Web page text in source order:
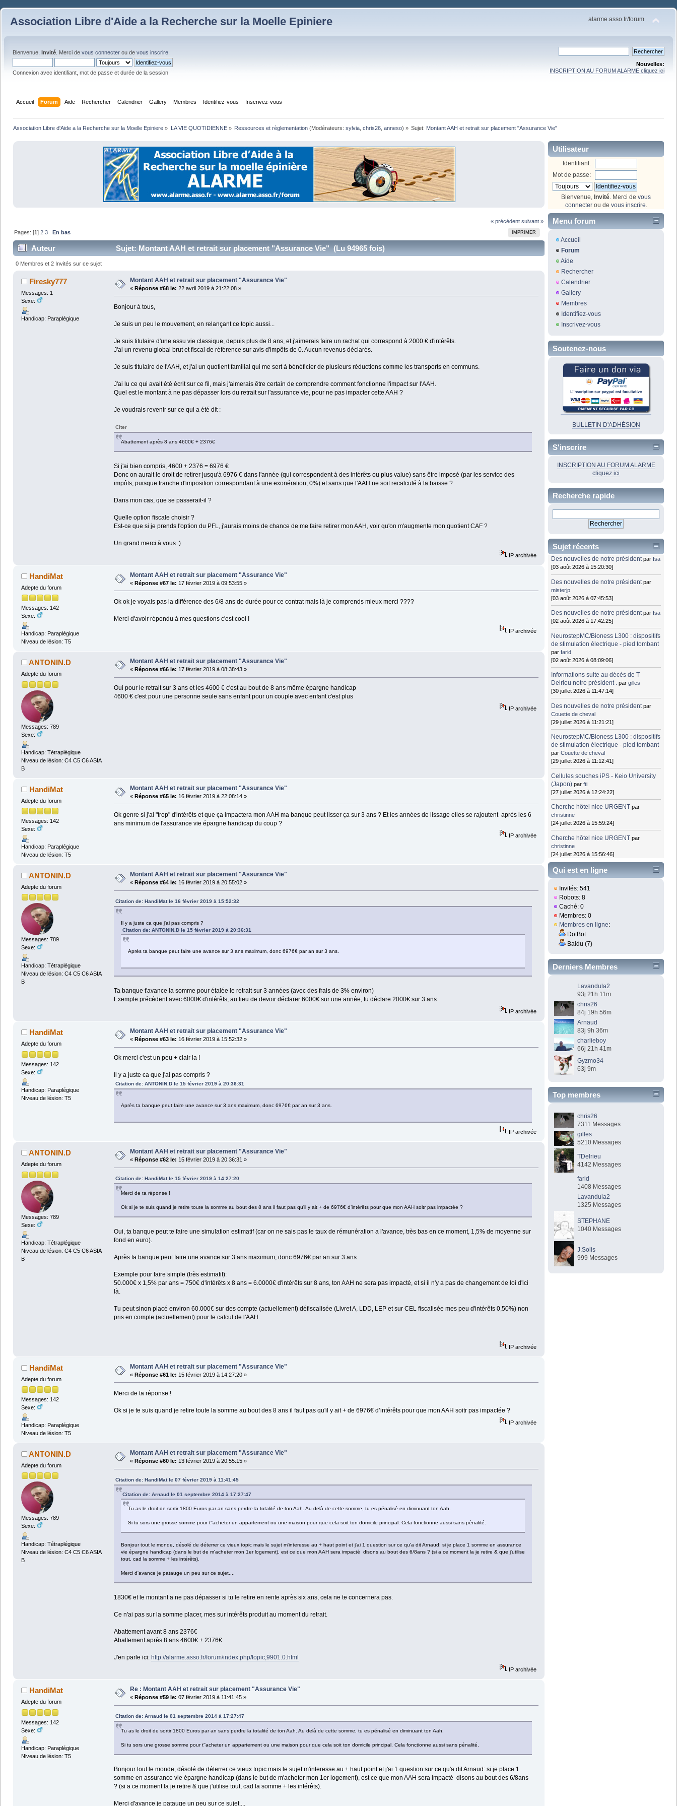
Association Libre d'Aide a la Recherche sur la Moelle Epiniere alarme.asso.fr/forum
Bienvenue, Invité . Merci de vous connecter ou de vous inscrire
Connexion avec identifiant, mot de passe et durée de la session
Nouvelles:
INSCRIPTION AU FORUM ALARME cliquez ici
Accueil Forum Aide Rechercher Calendrier Gallery Membres Identifiez-vous Inscrivez-vous
Association Libre d'Aide a la Recherche sur la Moelle Epiniere » LA VIE QUOTIDIENNE» Ressources et règlementation(Modérateurs: sylvia, chris26, anneso) » Sujet: Montant AAH et retrait sur placement "Assurance Vie"
« précédent suivant »
IMPRIMER
Pages: [1]2 3 En bas
Auteur Sujet: Montant AAH et retrait sur placement "Assurance Vie" (Lu 94965 fois)
0 Membres et 2 Invités sur ce sujet
Firesky777
Messages: 1
Sexe:
Handicap: Paraplégique
Montant AAH et retrait sur placement "Assurance Vie"
« Réponse #68 le: 22 avril 2019 à 21:22:08 »
Bonjour à tous,
Je suis un peu le mouvement, en relançant ce topic aussi...
Je suis titulaire d'une assu vie classique, depuis plus de 8 ans, et j'aimerais faire un rachat qui correspond à 2000 € d'intérêts.
J'ai un revenu global brut et fiscal de référence sur avis d'impôts de 0. Aucun revenus déclarés.
Je suis titulaire de l'AAH, et j'ai un quotient familial qui me sert à bénéficier de plusieurs réductions comme les transports en communs.
J'ai lu ce qui avait été écrit sur ce fil, mais j'aimerais être certain de comprendre comment fonctionne l'impact sur l'AAH.
Quel est le montant à ne pas dépasser lors du retrait sur l'assurance vie, pour ne pas impacter cette AAH ?
Je voudrais revenir sur ce qui a été dit :
Citer
Abattement après 8 ans 4600€ + 2376€
Si j'ai bien compris, 4600 + 2376 = 6976 €
Donc on aurait le droit de retirer jusqu'à 6976 € dans l'année (qui correspondent à des intérêts ou plus value) sans être imposé (par les service des
impôts, puisque tranche d'imposition correspondant à une exonération, 0%) et sans que l'AAH ne soit recalculé à la baisse ?
Dans mon cas, que se passerait-il ?
Quelle option fiscale choisir ?
Est-ce que si je prends l'option du PFL, j'aurais moins de chance de me faire retirer mon AAH, voir qu'on m'augmente mon quotient CAF ?
Un grand merci à vous :)
IP archivée
HandiMat
Adepte du forum
Messages: 142
Sexe:
Handicap: Paraplégique
Niveau de lésion: T5
Montant AAH et retrait sur placement "Assurance Vie"
« Réponse #67 le: 17 février 2019 à 09:53:55 »
Ok ok je voyais pas la différence des 6/8 ans de durée pour ce contrat mais là je comprends mieux merci ????
Merci d'avoir répondu à mes questions c'est cool !
IP archivée
ANTONIN.D
Adepte du forum
Messages: 789
Sexe:
Handicap: Tétraplégique
Niveau de lésion: C4 C5 C6 ASIA
B
Montant AAH et retrait sur placement "Assurance Vie"
« Réponse #66 le: 17 février 2019 à 08:38:43 »
Oui pour le retrait sur 3 ans et les 4600 € c'est au bout de 8 ans même épargne handicap
4600 € c'est pour une personne seule sans enfant pour un couple avec enfant c'est plus
IP archivée
HandiMat
Adepte du forum
Messages: 142
Sexe:
Handicap: Paraplégique
Niveau de lésion: T5
Montant AAH et retrait sur placement "Assurance Vie"
« Réponse #65 le: 16 février 2019 à 22:08:14 »
Ok genre si j'ai "trop" d'intérêts et que ça impactera mon AAH ma banque peut lisser ça sur 3 ans ? Et les années de lissage elles se rajoutent après les 6
ans minimum de l'assurance vie épargne handicap du coup ?
IP archivée
ANTONIN.D
Adepte du forum
Messages: 789
Sexe:
Handicap: Tétraplégique
Niveau de lésion: C4 C5 C6 ASIA
B
Montant AAH et retrait sur placement "Assurance Vie"
« Réponse #64 le: 16 février 2019 à 20:55:02 »
Citation de: HandiMat le 16 février 2019 à 15:52:32
Il y a juste ca que j'ai pas compris ?
Citation de: ANTONIN.D le 15 février 2019 à 20:36:31
Après ta banque peut faire une avance sur 3 ans maximum, donc 6976€ par an sur 3 ans.
Ta banque t'avance la somme pour étalée le retrait sur 3 années (avec des frais de 3% environ)
Exemple précédent avec 6000€ d'intérêts, au lieu de devoir déclarer 6000€ sur une année, tu déclare 2000€ sur 3 ans
IP archivée
HandiMat
Adepte du forum
Messages: 142
Sexe:
Handicap: Paraplégique
Niveau de lésion: T5
Montant AAH et retrait sur placement "Assurance Vie"
« Réponse #63 le: 16 février 2019 à 15:52:32 »
Ok merci c'est un peu + clair la !
Il y a juste ca que j'ai pas compris ?
Citation de: ANTONIN.D le 15 février 2019 à 20:36:31
Après ta banque peut faire une avance sur 3 ans maximum, donc 6976€ par an sur 3 ans.
IP archivée
ANTONIN.D
Adepte du forum
Messages: 789
Sexe:
Handicap: Tétraplégique
Niveau de lésion: C4 C5 C6 ASIA
B
Montant AAH et retrait sur placement "Assurance Vie"
« Réponse #62 le: 15 février 2019 à 20:36:31 »
Citation de: HandiMat le 15 février 2019 à 14:27:20
Merci de ta réponse !
Ok si je te suis quand je retire toute la somme au bout des 8 ans il faut pas qu'il y ait + de 6976€ d’intérêts pour que mon AAH soitr pas impactée ?
Oui, ta banque peut te faire une simulation estimatif (car on ne sais pas le taux de rémunération a l'avance, très bas en ce moment, 1,5% de moyenne sur
fond en euro).
Après ta banque peut faire une avance sur 3 ans maximum, donc 6976€ par an sur 3 ans.
Exemple pour faire simple (très estimatif):
50.000€ x 1,5% par ans = 750€ d'intérêts x 8 ans = 6.0000€ d'intérêts sur 8 ans, ton AAH ne sera pas impacté, et si il n'y a pas de changement de loi d'ici
là.
Tu peut sinon placé environ 60.000€ sur des compte (actuellement) défiscalisée (Livret A, LDD, LEP et sur CEL fiscalisée mes peu d'intérêts 0,50%) non
pris en compte (actuellement) pour le calcul de l'AAH.
IP archivée
HandiMat
Adepte du forum
Messages: 142
Sexe:
Handicap: Paraplégique
Niveau de lésion: T5
Montant AAH et retrait sur placement "Assurance Vie"
« Réponse #61 le: 15 février 2019 à 14:27:20 »
Merci de ta réponse !
Ok si je te suis quand je retire toute la somme au bout des 8 ans il faut pas qu'il y ait + de 6976€ d’intérêts pour que mon AAH soitr pas impactée ?
IP archivée
ANTONIN.D
Adepte du forum
Messages: 789
Sexe:
Handicap: Tétraplégique
Niveau de lésion: C4 C5 C6 ASIA
B
Montant AAH et retrait sur placement "Assurance Vie"
« Réponse #60 le: 13 février 2019 à 20:55:15 »
Citation de: HandiMat le 07 février 2019 à 11:41:45
Citation de: Arnaud le 01 septembre 2014 à 17:27:47
Tu as le droit de sortir 1800 Euros par an sans perdre la totalité de ton Aah. Au delà de cette somme, tu es pénalisé en diminuant ton Aah.
Si tu sors une grosse somme pour t''acheter un appartement ou une maison pour que cela soit ton domicile principal. Cela fonctionne aussi sans pénalité.
Bonjour tout le monde, désolé de déterrer ce vieux topic mais le sujet m'interesse au + haut point et j'ai 1 question sur ce qu'a dit Arnaud: si je place 1 somme en assurance
vie épargne handicap (dans le but de m'acheter mon 1er logement), est ce que mon AAH sera impacté disons au bout des 6/8ans ? (si a ce moment la je retire & que j'utilise
tout, cad la somme + les intérêts).
Merci d'avance je patauge un peu sur ce sujet....
1830€ et le montant a ne pas dépasser si tu le retire en rente après six ans, cela ne te concernera pas.
Ce n'ai pas sur la somme placer, mes sur intérêts produit au moment du retrait.
Abattement avant 8 ans 2376€
Abattement après 8 ans 4600€ + 2376€
J'en parle ici: http://alarme.asso.fr/forum/index.php/topic,9901.0.html
IP archivée
HandiMat
Adepte du forum
Messages: 142
Sexe:
Handicap: Paraplégique
Niveau de lésion: T5
Re : Montant AAH et retrait sur placement "Assurance Vie"
« Réponse #59 le: 07 février 2019 à 11:41:45 »
Citation de: Arnaud le 01 septembre 2014 à 17:27:47
Tu as le droit de sortir 1800 Euros par an sans perdre la totalité de ton Aah. Au delà de cette somme, tu es pénalisé en diminuant ton Aah.
Si tu sors une grosse somme pour t''acheter un appartement ou une maison pour que cela soit ton domicile principal. Cela fonctionne aussi sans pénalité.
Bonjour tout le monde, désolé de déterrer ce vieux topic mais le sujet m'interesse au + haut point et j'ai 1 question sur ce qu'a dit Arnaud: si je place 1
somme en assurance vie épargne handicap (dans le but de m'acheter mon 1er logement), est ce que mon AAH sera impacté disons au bout des 6/8ans
? (si a ce moment la je retire & que j'utilise tout, cad la somme + les intérêts).
Merci d'avance je patauge un peu sur ce sujet....
Utilisateur
Identifiant:
Mot de passe:
Bienvenue, Invité . Merci de vous
connecterou de vous inscrire
Menu forum
Accueil
Forum
Aide
Rechercher
Calendrier
Gallery
Membres
Identifiez-vous
Inscrivez-vous
Soutenez-nous
BULLETIN D'ADHÉSION
S'inscrire
INSCRIPTION AU FORUM ALARME
cliquez ici
Recherche rapide
Sujet récents
Des nouvelles de notre président par Isa
[03 août 2026 à 15:20:30]
Des nouvelles de notre président par
misterjp
[03 août 2026 à 07:45:53]
Des nouvelles de notre président par Isa
[02 août 2026 à 17:42:25]
NeurostepMC/Bioness L300 : dispositifs
de stimulation électrique - pied tombant
parfarid
[02 août 2026 à 08:09:06]
Informations suite au décès de T
Delrieu notre président . pargilles
[30 juillet 2026 à 11:47:14]
Des nouvelles de notre président par
Couette de cheval
[29 juillet 2026 à 11:21:21]
NeurostepMC/Bioness L300 : dispositifs
de stimulation électrique - pied tombant
parCouette de cheval
[29 juillet 2026 à 11:12:41]
Cellules souches iPS - Keio University
(Japon) parfti
[27 juillet 2026 à 12:24:22]
Cherche hôtel nice URGENT par
christinne
[24 juillet 2026 à 15:59:24]
Cherche hôtel nice URGENT par
christinne
[24 juillet 2026 à 15:56:46]
Qui est en ligne
Invités: 541
Robots: 8
Caché: 0
Membres: 0
Membres en ligne:
DotBot
Baidu (7)
Derniers Membres
Lavandula2
93j 21h 11m
chris26
84j 19h 56m
Arnaud
83j 9h 36m
charlieboy
66j 21h 41m
Gyzmo34
63j 9m
Top membres
chris26
7311 Messages
gilles
5210 Messages
TDelrieu
4142 Messages
farid
1408 Messages
Lavandula2
1325 Messages
STEPHANE
1040 Messages
J.Solis
999 Messages